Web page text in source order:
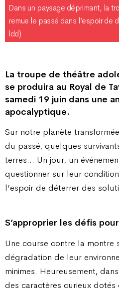
Dans un paysage déprimant, la
remue le passé dans l’espoir de
ldd)
La troupe de théâtre
se produira au Royal de
samedi 19 juin dans une
apocalyptique.
Sur notre planète
du passé, quelques
terres… Un jour, un
questionner sur leur
l’espoir de déterrer des
S’approprier les défis
Une course contre la montre
dégradation de leur
minimes. Heureusement,
des caractères curieux